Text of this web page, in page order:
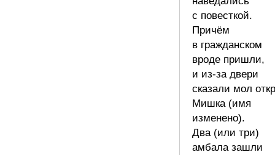
с повесткой.
Причём
в гражданском
вроде пришли,
и из-за двери
сказали мол
Мишка (имя
изменено).
Два (или три)
амбала зашли